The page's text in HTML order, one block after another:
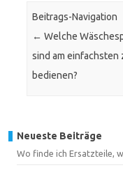
Beitrags-Navigation
← Welche
sind am einfachsten
bedienen?
Neueste Beiträge
Wo finde ich Ersatzteile,